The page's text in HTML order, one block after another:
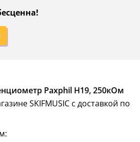
Paxphil H19, 250кОм
SKIFMUSIC с доставкой по